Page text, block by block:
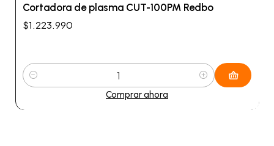
Cortadora de plasma CUT-100PM Redbo
$1.223.990
Cantidad
Comprar ahora